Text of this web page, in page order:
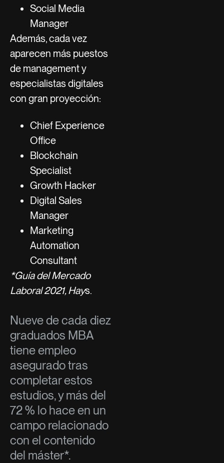
Social Media
Manager
Además, cada vez
aparecen más puestos
de management y
especialistas digitales
con gran proyección:
Chief Experience
Office
Blockchain
Specialist
Growth Hacker
Digital Sales
Manager
Marketing
Automation
Consultant
*Guía del Mercado
Laboral 2021, Hays.
Nueve de cada diez
graduados MBA
tiene empleo
asegurado tras
completar estos
estudios, y más del
72 % lo hace en un
campo relacionado
con el contenido
del máster*.